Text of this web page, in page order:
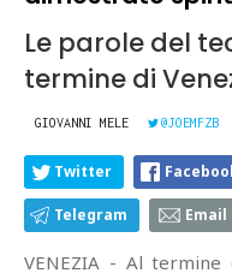
Le parole del
termine di
GIOVANNI MELE @JOEMFZB
Twitter
Telegram Email
VENEZIA - Al termine